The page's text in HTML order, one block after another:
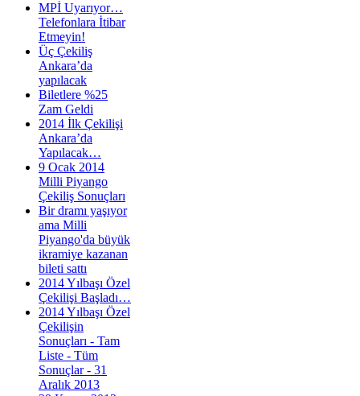
MPİ Uyarıyor…
Telefonlara İtibar
Etmeyin!
Üç Çekiliş
Ankara’da
yapılacak
Biletlere %25
Zam Geldi
2014 İlk Çekilişi
Ankara’da
Yapılacak…
9 Ocak 2014
Milli Piyango
Çekiliş Sonuçları
Bir dramı yaşıyor
ama Milli
Piyango'da büyük
ikramiye kazanan
bileti sattı
2014 Yılbaşı Özel
Çekilişi Başladı…
2014 Yılbaşı Özel
Çekilişin
Sonuçları - Tam
Liste - Tüm
Sonuçlar - 31
Aralık 2013